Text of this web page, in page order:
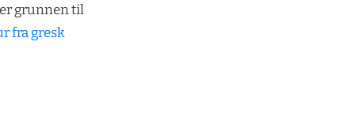
grunnen til
fra gresk